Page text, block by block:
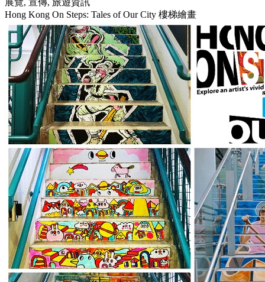
展覽, 宣傳, 旅遊資訊
Hong Kong On Steps: Tales of Our City 樓梯繪畫